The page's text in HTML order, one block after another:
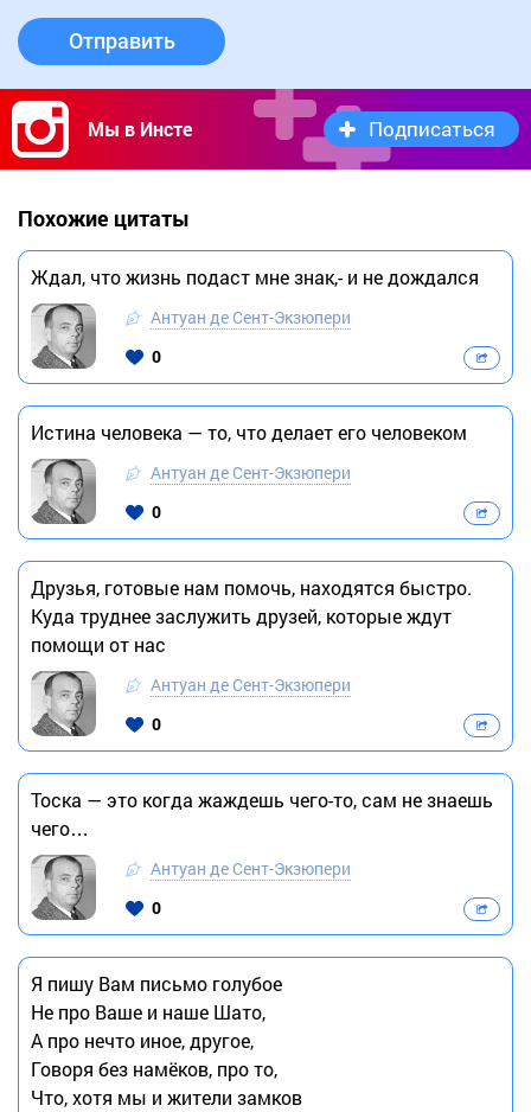
Отправить
Мы в Инсте Подписаться
Похожие цитаты
Ждал, что жизнь подаст мне знак,- и не дождался
Антуан де Сент-Экзюпери
0
Истина человека — то, что делает его человеком
Антуан де Сент-Экзюпери
0
Друзья, готовые нам помочь, находятся быстро.
Куда труднее заслужить друзей, которые ждут
помощи от нас
Антуан де Сент-Экзюпери
0
Тоска — это когда жаждешь чего-то, сам не знаешь
чего…
Антуан де Сент-Экзюпери
0
Я пишу Вам письмо голубое
Не про Ваше и наше Шато,
А про нечто иное, другое,
Говоря без намёков, про то,
Что, хотя мы и жители замков